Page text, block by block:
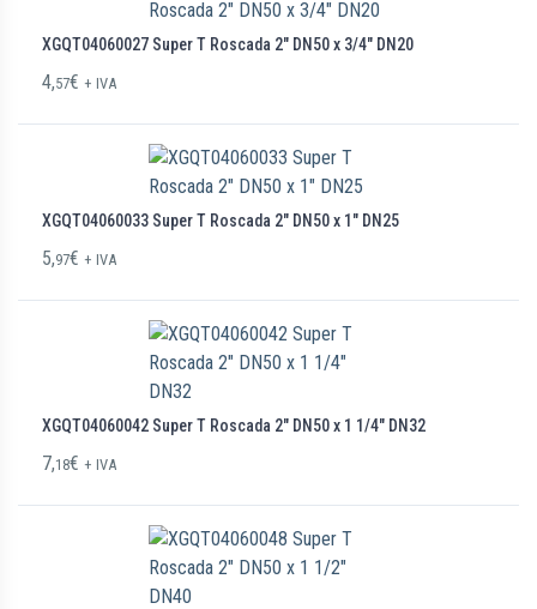
XGQT04060027 Super T Roscada 2″ DN50 x 3/4″ DN20
4,57€ + IVA
XGQT04060033 Super T Roscada 2″ DN50 x 1″ DN25
5,97€ + IVA
XGQT04060042 Super T Roscada 2″ DN50 x 1 1/4″ DN32
7,18€ + IVA